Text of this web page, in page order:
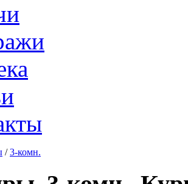
/3-комн.